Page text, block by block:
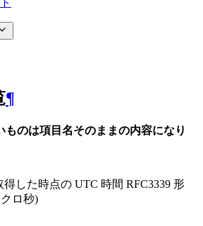
¶
ものは項目名そのままの内容になり
得した時点の UTC 時間 RFC3339 形
ロ秒)